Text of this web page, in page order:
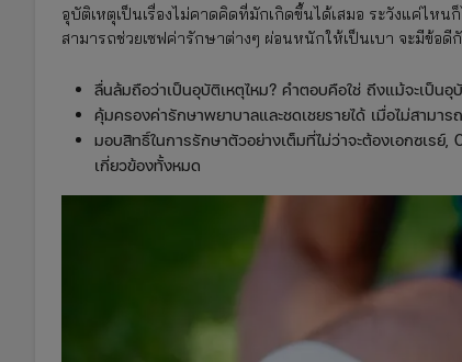
อุบัติเหตุเป็นเรื่องไม่คาดคิดที่มักเกิดขึ้นได้เสมอ ระวังแค่ไ
สามารถช่วยเซฟค่ารักษาต่างๆ ผ่อนหนักให้เป็นเบา จะมีข้อดี
ลื่นล้มถือว่าเป็นอุบัติเหตุไหม? คำตอบคือใช่ ถึงแม้จะเป็น
คุ้มครองค่ารักษาพยาบาลและชดเชยรายได้ เมื่อไม่สามา
มอบสิทธิ์ในการรักษาตัวอย่างเต็มที่ไม่ว่าจะต้องเอกซเร
เกี่ยวข้องทั้งหมด